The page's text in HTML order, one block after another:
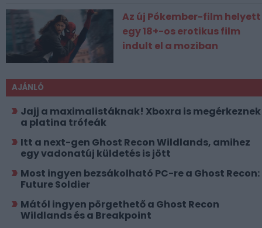
Az új Pókember-film helyett
egy 18+-os erotikus film
indult el a moziban
AJÁNLÓ
Jajj a maximalistáknak! Xboxra is megérkeznek
a platina trófeák
Itt a next-gen Ghost Recon Wildlands, amihez
egy vadonatúj küldetés is jött
Most ingyen bezsákolható PC-re a Ghost Recon:
Future Soldier
Mától ingyen pörgethető a Ghost Recon
Wildlands és a Breakpoint